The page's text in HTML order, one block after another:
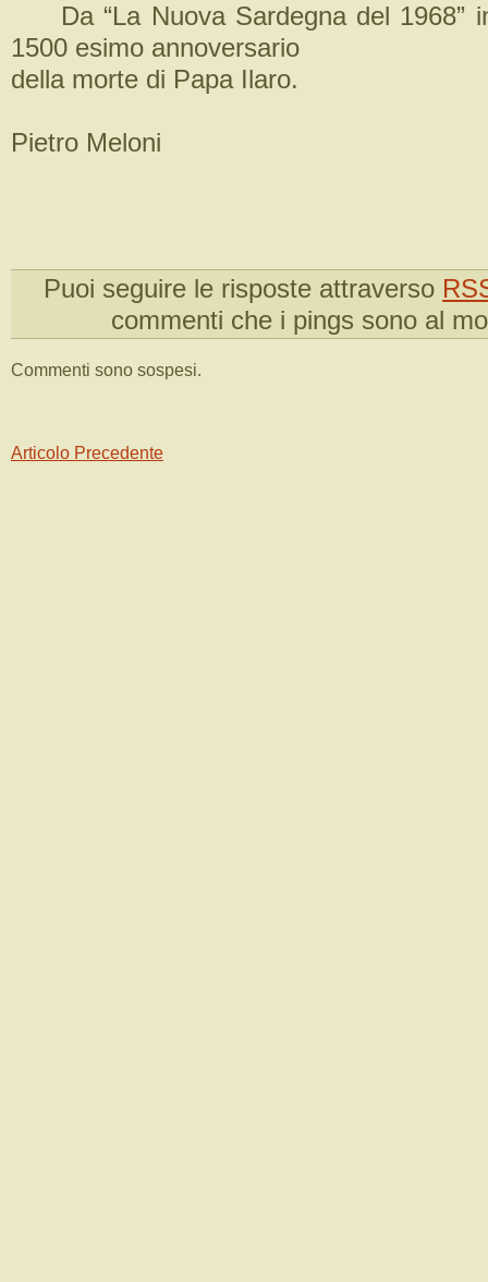
Da “La Nuova Sardegna del 1968”
1500 esimo annoversario
della morte di Papa Ilaro.
Pietro Meloni
Puoi seguire le risposte attraverso
commenti che i pings sono al
Commenti sono sospesi.
Articolo Precedente